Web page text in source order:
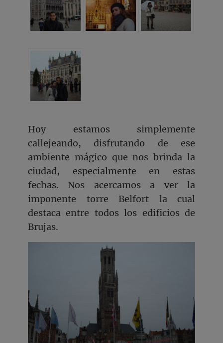
Hoy estamos simplemente
callejeando, disfrutando de ese
ambiente mágico que nos brinda la
ciudad, especialmente en estas
fechas. Nos acercamos a ver la
imponente torre Belfort la cual
destaca entre todos los edificios de
Brujas.